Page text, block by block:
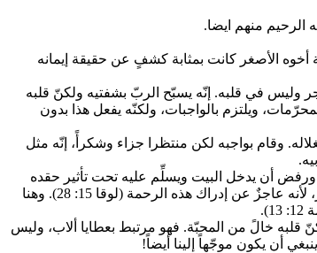
أخوه الأصغر كانت بمثابة كشفٍ عن حقيقة إيمانه
وليس في قلبه. إنّه يسبّح الربّ بشفتيه ولكنّ قلبه
والأوامر: يصوم ويصلّي، ويمتنع عن المحرّمات، ويلتزم بالواجبات، ولكنّه يفعل هذا بدون
الذاتي وخضع لأبيه ولكن في أنانية واستغلاله. وقام بواجبه لكن منتظرا جزاء وشكرأً، إنّه مثل
ورفض أن يدخل البيت ويسلِّم عليه تحت تأثير حقده
وكبريائِه ورغبته في الانتقام منه. في حين أنّ الأب، وبطريقةٍ في غاية الوداعة، يذكّره ويقول: انه أخوك. إن رحمة الاب لأخيه الأصغر والفرح لعودته سبب عثار، لأنه عاجزٌ عن إدراك هذه الرحمة (لوقا 15: 28). وهنا
قلبه خالً من المحبّة. فهو مرتبط بعطايا ألاب، وليس
أن يكون موجّهاً إلينا أيضاً!